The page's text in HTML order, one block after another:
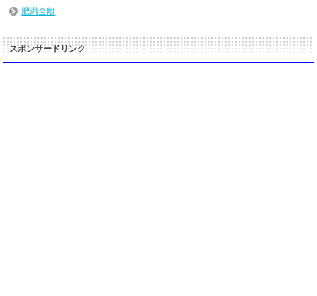
肥満全般
スポンサードリンク